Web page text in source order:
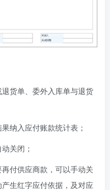
货单、委外入库单与退货
纳入应付账款统计表；
关闭；
付供应商款，可以手动关
生红字应付依据，及对应